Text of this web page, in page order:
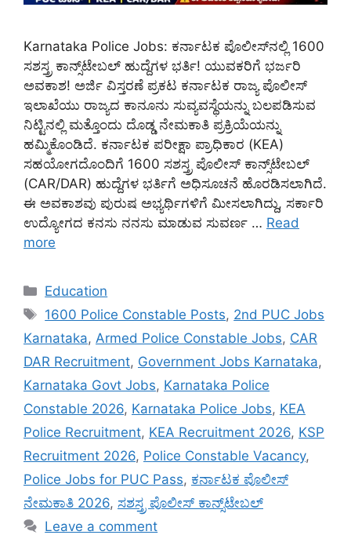
Karnataka Police Jobs: ಕರ್ನಾಟಕ ಪೊಲೀಸ್‌ನಲ್ಲಿ 1600
ಸಶಸ್ತ್ರ ಕಾನ್ಸ್‌ಟೇಬಲ್ ಹುದ್ದೆಗಳ ಭರ್ತಿ! ಯುವಕರಿಗೆ ಭರ್ಜರಿ
ಅವಕಾಶ! ಅರ್ಜಿ ವಿಸ್ತರಣೆ ಪ್ರಕಟ ಕರ್ನಾಟಕ ರಾಜ್ಯ ಪೊಲೀಸ್
ಇಲಾಖೆಯು ರಾಜ್ಯದ ಕಾನೂನು ಸುವ್ಯವಸ್ಥೆಯನ್ನು ಬಲಪಡಿಸುವ
ನಿಟ್ಟಿನಲ್ಲಿ ಮತ್ತೊಂದು ದೊಡ್ಡ ನೇಮಕಾತಿ ಪ್ರಕ್ರಿಯೆಯನ್ನು
ಹಮ್ಮಿಕೊಂಡಿದೆ. ಕರ್ನಾಟಕ ಪರೀಕ್ಷಾ ಪ್ರಾಧಿಕಾರ (KEA)
ಸಹಯೋಗದೊಂದಿಗೆ 1600 ಸಶಸ್ತ್ರ ಪೊಲೀಸ್ ಕಾನ್ಸ್‌ಟೇಬಲ್
(CAR/DAR) ಹುದ್ದೆಗಳ ಭರ್ತಿಗೆ ಅಧಿಸೂಚನೆ ಹೊರಡಿಸಲಾಗಿದೆ.
ಈ ಅವಕಾಶವು ಪುರುಷ ಅಭ್ಯರ್ಥಿಗಳಿಗೆ ಮೀಸಲಾಗಿದ್ದು, ಸರ್ಕಾರಿ
ಉದ್ಯೋಗದ ಕನಸು ನನಸು ಮಾಡುವ ಸುವರ್ಣ … Read
more
Categories
Education
Tags
1600 Police Constable Posts, 2nd PUC Jobs
Karnataka, Armed Police Constable Jobs, CAR
DAR Recruitment, Government Jobs Karnataka,
Karnataka Govt Jobs, Karnataka Police
Constable 2026, Karnataka Police Jobs, KEA
Police Recruitment, KEA Recruitment 2026, KSP
Recruitment 2026, Police Constable Vacancy,
Police Jobs for PUC Pass, ಕರ್ನಾಟಕ ಪೊಲೀಸ್
ನೇಮಕಾತಿ 2026, ಸಶಸ್ತ್ರ ಪೊಲೀಸ್ ಕಾನ್ಸ್‌ಟೇಬಲ್
Leave a comment